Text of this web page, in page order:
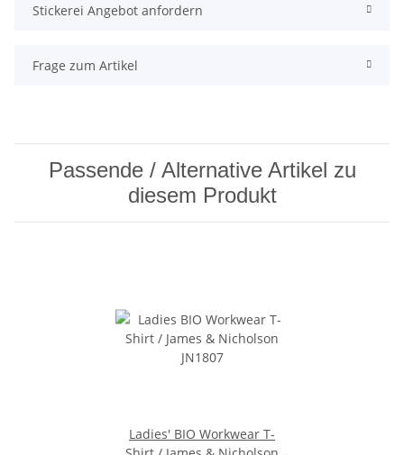
Stickerei Angebot anfordern
Frage zum Artikel
Passende / Alternative Artikel zu
diesem Produkt
Ladies' BIO Workwear T-